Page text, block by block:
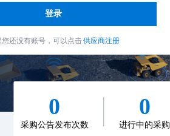
登录
您还没有账号，可以点击供应商注册
0
采购公告发布次数
0
进行中的采购